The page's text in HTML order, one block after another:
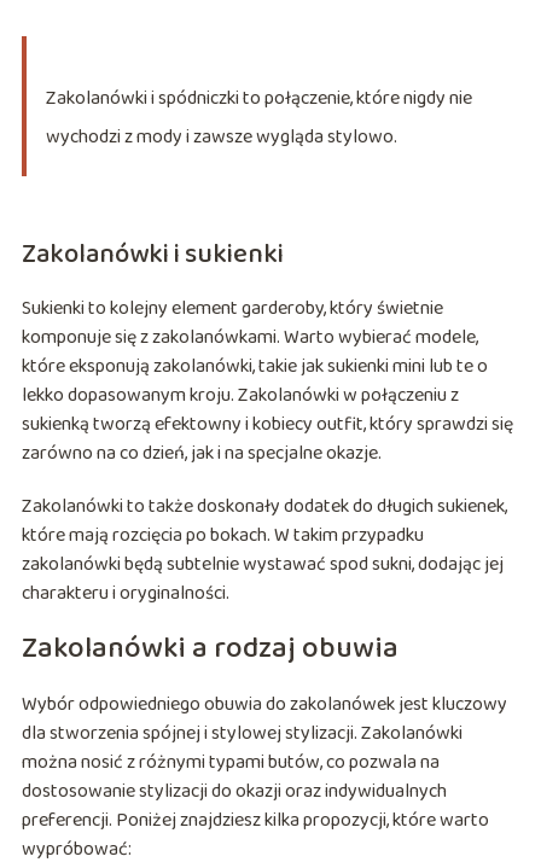
Zakolanówki i spódniczki to połączenie, które nigdy nie
wychodzi z mody i zawsze wygląda stylowo.
Zakolanówki i sukienki
Sukienki to kolejny element garderoby, który świetnie
komponuje się z zakolanówkami. Warto wybierać modele,
które eksponują zakolanówki, takie jak sukienki mini lub te o
lekko dopasowanym kroju. Zakolanówki w połączeniu z
sukienką tworzą efektowny i kobiecy outfit, który sprawdzi się
zarówno na co dzień, jak i na specjalne okazje.
Zakolanówki to także doskonały dodatek do długich sukienek,
które mają rozcięcia po bokach. W takim przypadku
zakolanówki będą subtelnie wystawać spod sukni, dodając jej
charakteru i oryginalności.
Zakolanówki a rodzaj obuwia
Wybór odpowiedniego obuwia do zakolanówek jest kluczowy
dla stworzenia spójnej i stylowej stylizacji. Zakolanówki
można nosić z różnymi typami butów, co pozwala na
dostosowanie stylizacji do okazji oraz indywidualnych
preferencji. Poniżej znajdziesz kilka propozycji, które warto
wypróbować: